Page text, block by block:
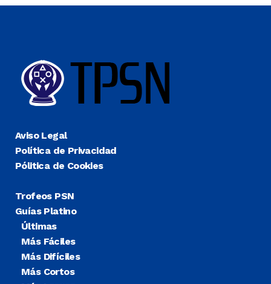
Aviso Legal
Política de Privacidad
Pólitica de Cookies
Trofeos PSN
Guías Platino
Últimas
Más Fáciles
Más Difíciles
Más Cortos